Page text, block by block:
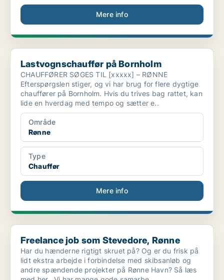
Mere info
Lastvognschauffør på Bornholm
Lastvognschauffør på Bornholm
CHAUFFØRER SØGES TIL [xxxxx] – RØNNE
Efterspørgslen stiger, og vi har brug for flere dygtige
chauffører på Bornholm. Hvis du trives bag rattet, kan
lide en hverdag med tempo og sætter e..
Område
Rønne
Type
Chauffør
Mere info
Freelance job som Stevedore, Rønne
Freelance job som Stevedore, Rønne
Har du hænderne rigtigt skruet på? Og er du frisk på
lidt ekstra arbejde i forbindelse med skibsanløb og
andre spændende projekter på Rønne Havn? Så læs